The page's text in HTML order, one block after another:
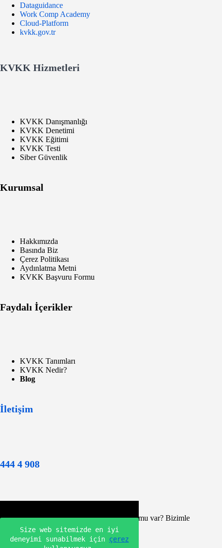
Size web sitemizde en iyi
deneyimi sunabilmek için çerez
Dataguidance
Work Comp Academy
Cloud-Platform
kvkk.gov.tr
KVKK Hizmetleri
KVKK Danışmanlığı
KVKK Denetimi
KVKK Eğitimi
KVKK Testi
Siber Güvenlik
Kurumsal
Hakkımızda
Basında Biz
Çerez Politikası
Aydınlatma Metni
KVKK Başvuru Formu
Faydalı İçerikler
KVKK Tanımları
KVKK Nedir?
Blog
İletişim
444 4 908
Yardıma mı ihtiyacınız var veya bir sorunuz mu var? Bizimle
iletişimegeçin!